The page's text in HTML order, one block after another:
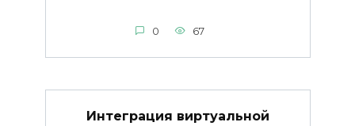
0 67
Интеграция виртуальной